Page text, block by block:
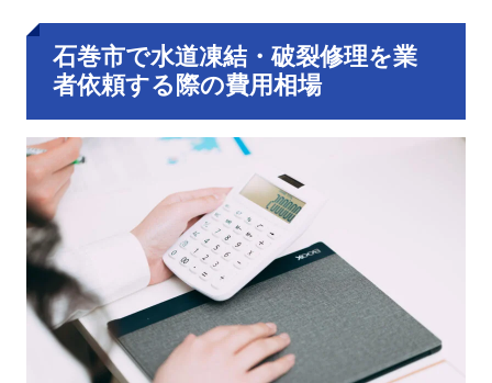
石巻市で水道凍結・破裂修理を業
者依頼する際の費用相場